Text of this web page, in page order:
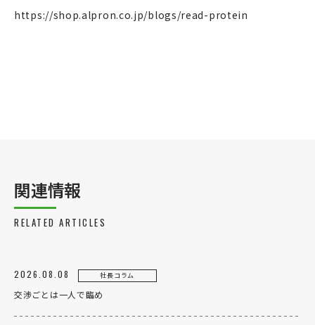
https://shop.alpron.co.jp/blogs/read-protein
関連情報
RELATED ARTICLES
2026.08.08 社長コラム
交渉ごとは一人で臨め